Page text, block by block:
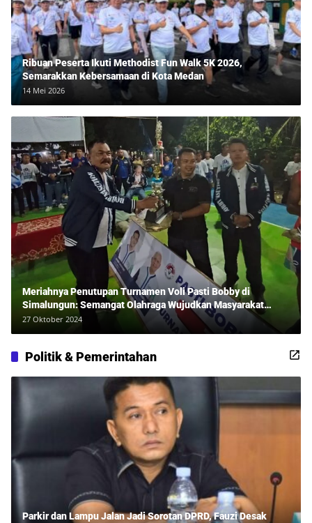
Ribuan Peserta Ikuti Methodist Fun Walk 5K 2026,
Semarakkan Kebersamaan di Kota Medan
14 Mei 2026
Meriahnya Penutupan Turnamen Voli Pasti Bobby di
Simalungun: Semangat Olahraga Wujudkan Masyarakat
Sehat Bersama Erwan Rozadi dan Ribuan Penonton!
27 Oktober 2024
Politik & Pemerintahan
Parkir dan Lampu Jalan Jadi Sorotan DPRD, Fauzi Desak